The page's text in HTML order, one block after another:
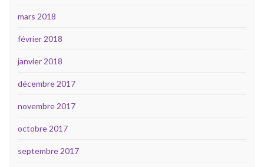
mars 2018
février 2018
janvier 2018
décembre 2017
novembre 2017
octobre 2017
septembre 2017